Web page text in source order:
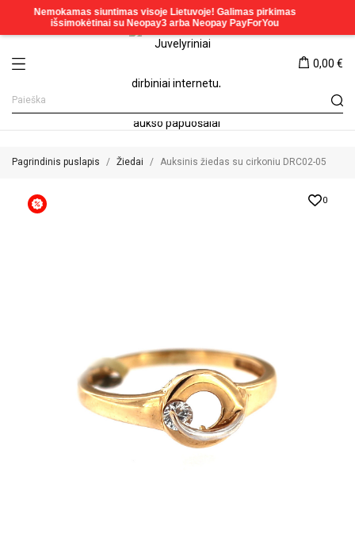
0,00 €
Pagrindinis puslapis Žiedai Auksinis žiedas su cirkoniu DRC02-05
0